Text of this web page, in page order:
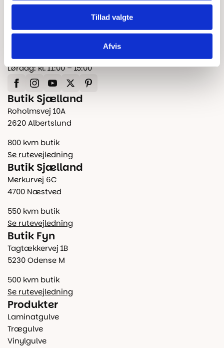
Tillad valgte
Afvis
info@floorshop.dk
Man – Fre: kl. 10:00 – 17:00
Lørdag: kl. 11:00 – 15:00
Butik Sjælland
Roholmsvej 10A
2620 Albertslund
800 kvm butik
Se rutevejledning
Butik Sjælland
Merkurvej 6C
4700 Næstved
550 kvm butik
Se rutevejledning
Butik Fyn
Tagtækkervej 1B
5230 Odense M
500 kvm butik
Se rutevejledning
Produkter
Laminatgulve
Trægulve
Vinylgulve